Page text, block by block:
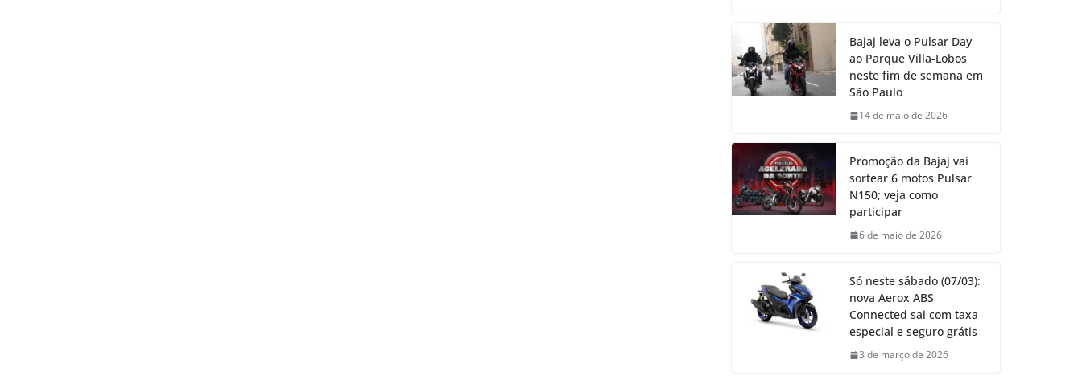
Bajaj leva o Pulsar Day
ao Parque Villa-Lobos
neste fim de semana em
São Paulo
14 de maio de 2026
Promoção da Bajaj vai
sortear 6 motos Pulsar
N150; veja como
participar
6 de maio de 2026
Só neste sábado (07/03):
nova Aerox ABS
Connected sai com taxa
especial e seguro grátis
3 de março de 2026